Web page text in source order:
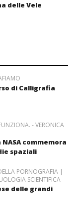
delle Vele
di Calligrafia
- VERONICA
commemora
spaziali
PORNOGRAFIA |
SCIENTIFICA
delle grandi